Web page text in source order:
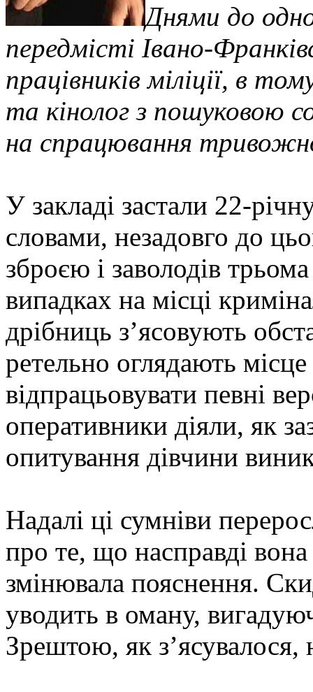
Днями до
передмісті Івано-
працівників міліції, в
та кінолог з пошуковою
на спрацювання
У закладі застали 22-
словами, незадовго до
зброєю і заволодів
випадках на місці
дрібниць з’ясовують
ретельно оглядають
відпрацьовувати певні
оперативники діяли, як
опитування дівчини
Надалі ці сумніви
про те, що насправді
змінювала пояснення.
уводить в оману,
Зрештою, як з’ясувалося,